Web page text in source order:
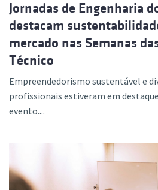
Jornadas de Engenharia
destacam
mercado nas Semanas
Técnico
Empreendedorismo sustentável e
profissionais estiveram em
evento....